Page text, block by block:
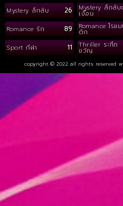
Mystery ลึกลับ 26 Mystery ลึกลับ
เงื่อน
Romance รัก 89 Romance โรแ
ติก
Sport กีฬา 11 Thriller ระทึก
ขวัญ
copyright © 2022 all rights reserved